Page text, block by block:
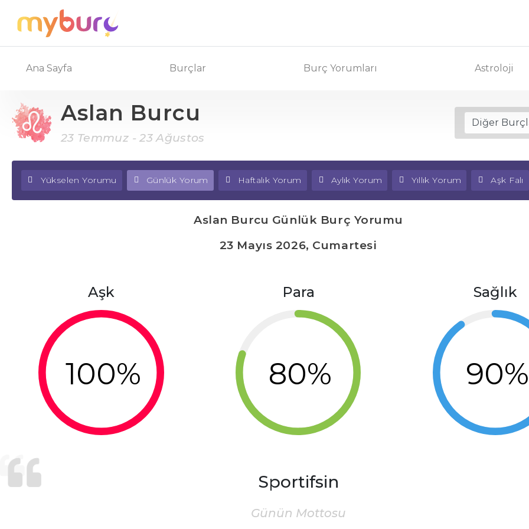
Ana Sayfa Burçlar Burç Yorumları Astroloji
Aslan Burcu
23 Temmuz - 23 Ağustos
Yükselen Yorumu Günlük Yorum Haftalık Yorum Aylık Yorum Yıllık Yorum Aşk Falı
Aslan Burcu Günlük Burç Yorumu
23 Mayıs 2026, Cumartesi
Aşk
100%
Para
80%
Sağlık
90%
Sportifsin
Günün Mottosu